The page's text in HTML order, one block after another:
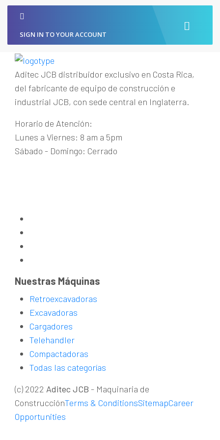
SIGN IN TO YOUR ACCOUNT
Aditec JCB distribuidor exclusivo en Costa Rica,
del fabricante de equipo de construcción e
industrial JCB, con sede central en Inglaterra.
Horario de Atención:
Lunes a Viernes: 8 am a 5pm
Sábado - Domingo: Cerrado
Nuestras Máquinas
Retroexcavadoras
Excavadoras
Cargadores
Telehandler
Compactadoras
Todas las categorías
(c) 2022 Aditec JCB - Maquinaria de
ConstrucciónTerms & ConditionsSitemapCareer
Opportunities